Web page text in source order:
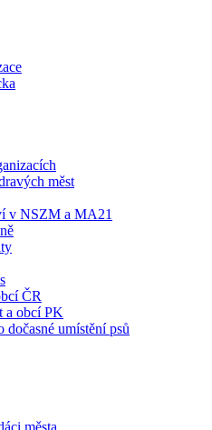
měst
v NSZM a MA21
ČR
a obcí PK
dočasné umístění psů
města